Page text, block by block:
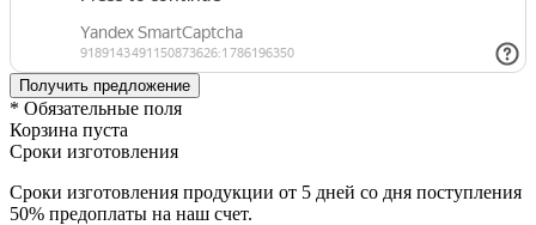
* Обязательные поля
Корзина пуста
Сроки изготовления
Сроки изготовления продукции от 5 дней со дня поступления
50% предоплаты на наш счет.